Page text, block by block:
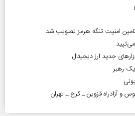
امنیت تنگه هرمز تصویب شد
جدید ارز دیجیتال
رهبر
و آزادراه قزوین ـ کرج ـ تهران